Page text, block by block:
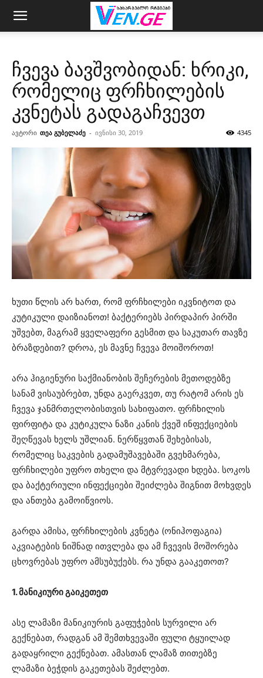
ჩვევა ბავშვობიდან: ხრიკი,
რომელიც ფრჩხილების
კვნეტას გადაგაჩვევთ
ავტორი თეა გუბელაძე - ივნისი 30, 2019 4345
ხუთი წლის არ ხართ, რომ ფრჩხილები იკვნიტოთ და
კუტიკული დაიზიანოთ! ბაქტერიებს პირდაპირ პირში
უშვებთ, მაგრამ ყველაფერი გესმით და საკუთარ თავზე
ბრაზდებით? დროა, ეს მავნე ჩვევა მოიშოროთ!
არა ჰიგიენური საქმიანობის შეჩერების მეთოდებზე
სანამ ვისაუბრებთ, უნდა გაერკვეთ, თუ რატომ არის ეს
ჩვევა ჯანმრთელობისთვის სახიფათო. ფრჩხილის
ფირფიტა და კუტიკულა ნაზი კანის ქვეშ ინფექციების
შეღწევას ხელს უშლიან. ნერწყვთან შეხებისას,
რომელიც საკვების გადამუშავებაში გვეხმარება,
ფრჩხილები უფრო თხელი და მტვრევადი ხდება. სოკოს
და ბაქტერიული ინფექციები შეიძლება შიგნით მოხვდეს
და ანთება გამოიწვიოს.
გარდა ამისა, ფრჩხილების კვნეტა (ონიჰოფაგია)
აკვიატების ნიშნად ითვლება და ამ ჩვევის მოშორება
ცხოვრებას უფრო ამსუბუქებს. რა უნდა გააკეთოთ?
1. მანიკიური გაიკეთეთ
ასე ლამაზი მანიკიურის გაფუჭების სურვილი არ
გექნებათ, რადგან ამ შემთხვევაში ფული ტყუილად
გადაყრილი გექნებათ. ამასთან ლამაზ თითებზე
ლამაზი ბეჭდის გაკეთებას შეძლებთ.